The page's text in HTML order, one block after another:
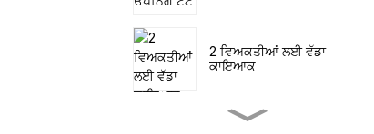
2 ਵਿਅਕਤੀਆਂ ਲਈ ਵੱਡਾ
ਕਾਇਆਕ